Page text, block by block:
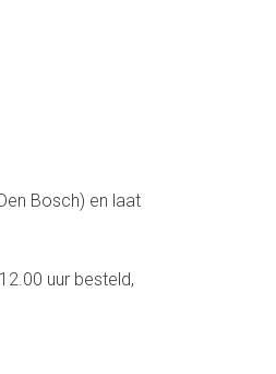
Bosch) en laat
uur besteld,